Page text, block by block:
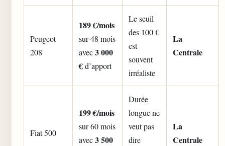
Peugeot
208
189 €/mois
sur 48 mois
avec3 000
€d’apport
Le seuil
des 100 €
est
souvent
irréaliste
La
Centrale
Fiat 500
199 €/mois
sur 60 mois
avec3 500
Durée
longue ne
veut pas
dire
La
Centrale